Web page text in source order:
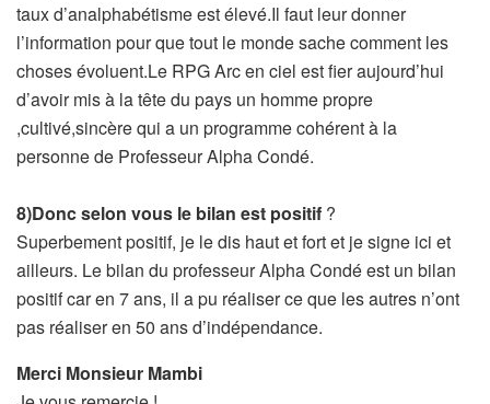
taux d’analphabétisme est élevé.Il faut leur donner
l’information pour que tout le monde sache comment les
choses évoluent.Le RPG Arc en ciel est fier aujourd’hui
d’avoir mis à la tête du pays un homme propre
,cultivé,sincère qui a un programme cohérent à la
personne de Professeur Alpha Condé.
8)Donc selon vous le bilan est positif ?
Superbement positif, je le dis haut et fort et je signe ici et
ailleurs. Le bilan du professeur Alpha Condé est un bilan
positif car en 7 ans, il a pu réaliser ce que les autres n’ont
pas réaliser en 50 ans d’indépendance.
Merci Monsieur Mambi